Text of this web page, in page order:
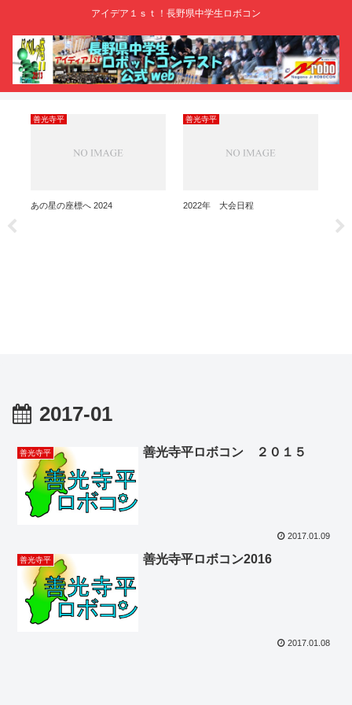
アイデア１ｓｔ！長野県中学生ロボコン
善光寺平
あの星の座標へ 2024
善光寺平
2022年 大会日程
2017-01
善光寺平 善光寺平ロボコン ２０１５
2017.01.09
善光寺平 善光寺平ロボコン2016
2017.01.08